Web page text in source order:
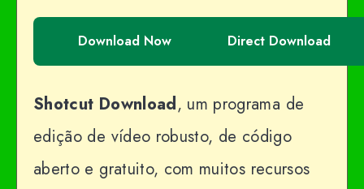
Download Now Direct Download
Shotcut Download, um programa de
edição de vídeo robusto, de código
aberto e gratuito, com muitos recursos